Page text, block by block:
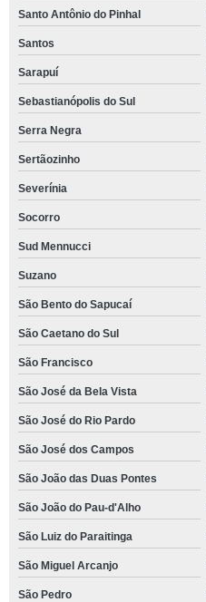
Santo Antônio do Pinhal
Santos
Sarapuí
Sebastianópolis do Sul
Serra Negra
Sertãozinho
Severínia
Socorro
Sud Mennucci
Suzano
São Bento do Sapucaí
São Caetano do Sul
São Francisco
São José da Bela Vista
São José do Rio Pardo
São José dos Campos
São João das Duas Pontes
São João do Pau-d'Alho
São Luiz do Paraitinga
São Miguel Arcanjo
São Pedro